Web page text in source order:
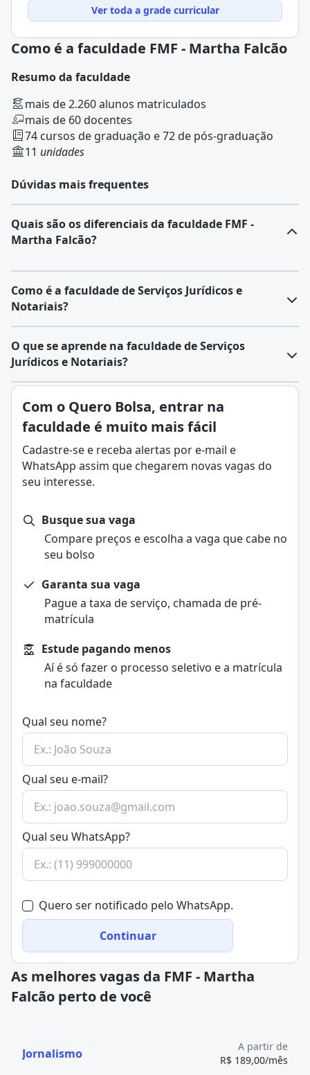
Ver toda a grade curricular
Como é a faculdade FMF - Martha Falcão
Resumo da faculdade
mais de 2.260 alunos matriculados
mais de 60 docentes
74 cursos de graduação e 72 de pós-graduação
11 unidades
Dúvidas mais frequentes
Quais são os diferenciais da faculdade FMF -
Martha Falcão?
Como é a faculdade de Serviços Jurídicos e
Notariais?
O que se aprende na faculdade de Serviços
Jurídicos e Notariais?
O curso de Serviços Jurídicos e Notariais é
disponibilizado como um curso de graduação,
ofertado nas modalidades presencial, semipresencial
e a distância (EaD), e duração média de quatro
semestres (dois anos) ao estudante.
De acordo com as ofertas presentes na Quero Bolsa, a
realizada entre o período entre um e dois anos ou
período superior aos dois anos para a conclusão.
O objetivo deste curso, ligado às áreas de Direito e
Administração, é a habilitação de profissionais em
organizações, como cartórios e escritórios jurídicos.
Com a formação em cursos superiores de tecnologia
(tecnológicos), o profissional obtém a especialização
ensino.
Além disso, há possibilidade de formação emcurso
técnico de Serviços Jurídicos
Encontre bolsas de estudo para o curso de Serviços
Jurídicos e Notariais
Com o Quero Bolsa, entrar na
faculdade é muito mais fácil
Cadastre-se e receba alertas por e-mail e
WhatsApp assim que chegarem novas vagas do
seu interesse.
Busque sua vaga
Compare preços e escolha a vaga que cabe no
seu bolso
Garanta sua vaga
Pague a taxa de serviço, chamada de pré-
matrícula
Estude pagando menos
Aí é só fazer o processo seletivo e a matrícula
na faculdade
Qual seu nome?
Qual seu e-mail?
Qual seu WhatsApp?
Quero ser notificado pelo WhatsApp.
Continuar
As melhores vagas da FMF - Martha
Falcão perto de você
Jornalismo
A partir de
R$ 189,00/mês